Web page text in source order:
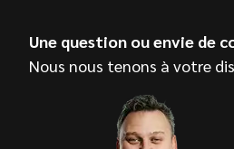
Une question ou envie de
Nous nous tenons à votre